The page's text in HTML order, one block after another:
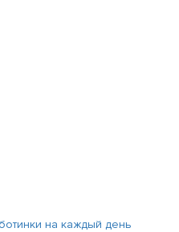
на каждый день